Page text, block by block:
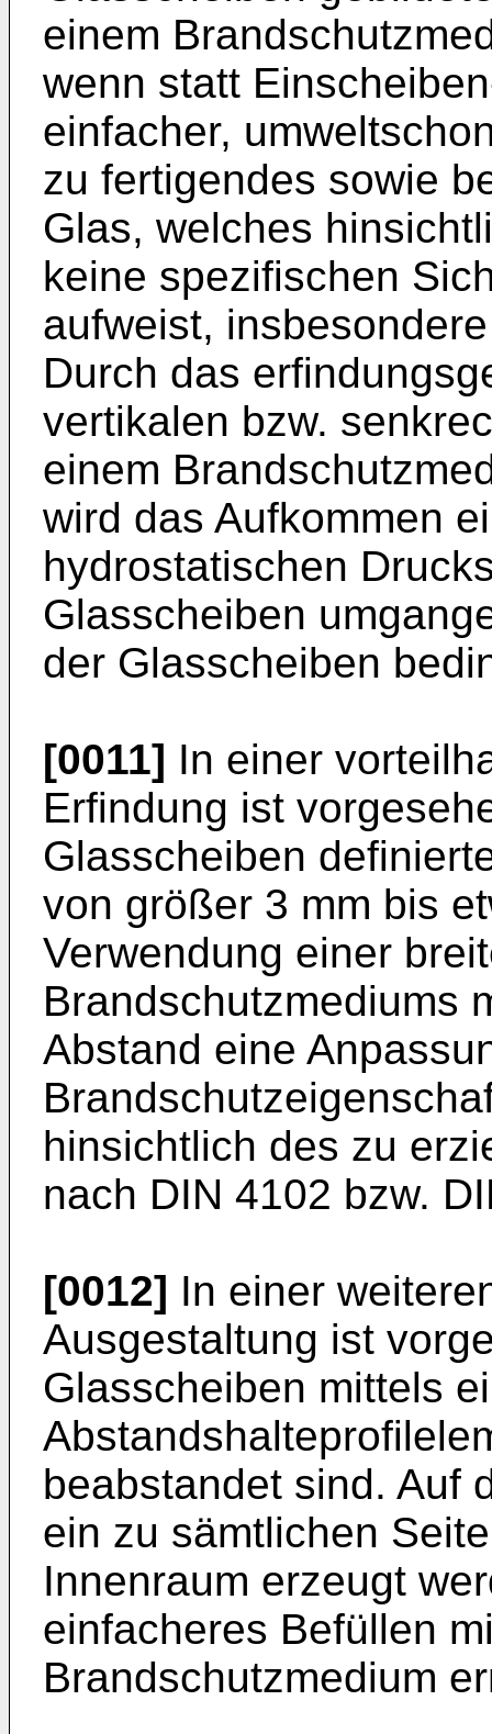
einem
wenn statt
einfacher,
zu fertigendes sowie
Glas, welches
keine spezifischen
aufweist,
Durch das
vertikalen bzw.
einem
wird das Aufkommen
hydrostatischen
Glasscheiben
der Glasscheiben
[0011] In einer
Erfindung ist
Glasscheiben
von größer 3 mm bis
Verwendung einer
Brandschutzmediums
Abstand eine
hinsichtlich des zu
nach DIN 4102 bzw.
[0012] In einer
Ausgestaltung ist
Glasscheiben mittels
beabstandet sind. Auf
ein zu sämtlichen
Innenraum erzeugt
einfacheres Befüllen
Brandschutzmedium